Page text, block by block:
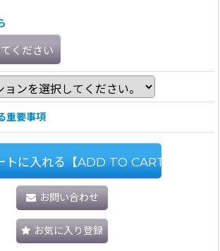
ください
重要事項
トに入れる【ADD TO CART】
お問い合わせ
お気に入り登録